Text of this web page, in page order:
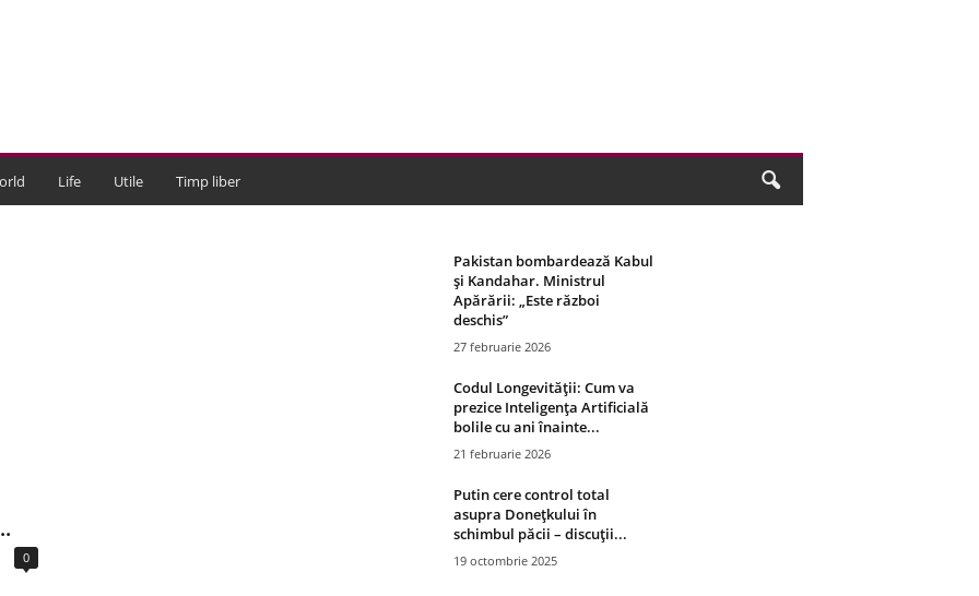
Life Utile Timp liber
0
Pakistan bombardează Kabul
și Kandahar. Ministrul
Apărării: „Este război
deschis”
27 februarie 2026
Codul Longevității: Cum va
prezice Inteligența Artificială
bolile cu ani înainte...
21 februarie 2026
Putin cere control total
asupra Donețkului în
schimbul păcii – discuții...
19 octombrie 2025